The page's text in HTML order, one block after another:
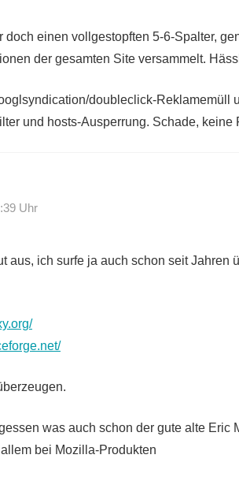
doch einen vollgestopften 5-6-Spalter,
der gesamten Site versammelt.
doubleclick-Reklamemüll
und hosts-Ausperrung. Schade,
Uhr
aus, ich surfe ja auch schon seit Jahren
was auch schon der gute alte Eric
bei Mozilla-Produkten